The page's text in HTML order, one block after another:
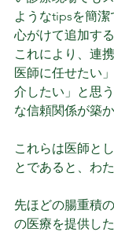
ようなtipsを簡
心がけて追加す
これにより、連
医師に任せたい
介したい」と思
な信頼関係が築か
これらは医師と
とであると、わ
先ほどの腸重積
の医療を提供し